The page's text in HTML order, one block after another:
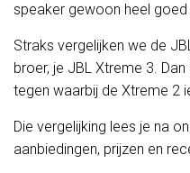
speaker gewoon heel goed
Straks vergelijken we de
broer, je JBL Xtreme 3.
tegen waarbij de Xtreme 2
Die vergelijking lees je na
aanbiedingen, prijzen en